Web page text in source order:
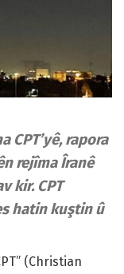
CPT’yê, rapora
rejîma Îranê
kir. CPT
hatin kuştin û
(Christian